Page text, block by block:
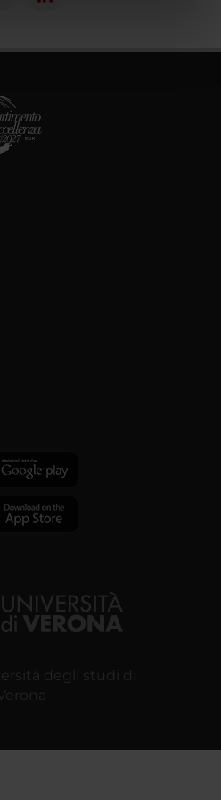
utilizzi il nostro sito con i
quali potrebbero combinarle
loro servizi.
degli studi di